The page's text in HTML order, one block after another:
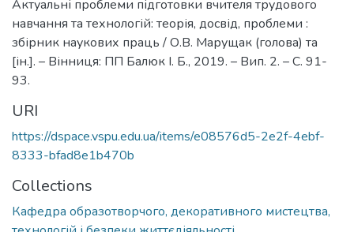
Актуальні проблеми підготовки вчителя трудового
навчання та технологій: теорія, досвід, проблеми :
збірник наукових праць / О.В. Марущак (голова) та
[ін.]. – Вінниця: ПП Балюк І. Б., 2019. – Вип. 2. – С. 91-
93.
URI
https://dspace.vspu.edu.ua/items/e08576d5-2e2f-4ebf-
8333-bfad8e1b470b
Collections
Кафедра образотворчого, декоративного мистецтва,